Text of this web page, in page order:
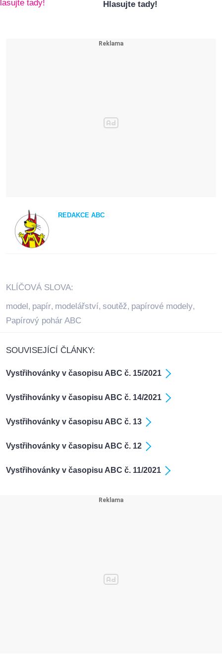
Hlasujte tady!
REDAKCE ABC
KLÍČOVÁ SLOVA:
model , papír, modelářství, soutěž, papírové modely,
Papírový pohár ABC
SOUVISEJÍCÍ ČLÁNKY:
Vystřihovánky v časopisu ABC č. 15/2021
Vystřihovánky v časopisu ABC č. 14/2021
Vystřihovánky v časopisu ABC č. 13
Vystřihovánky v časopisu ABC č. 12
Vystřihovánky v časopisu ABC č. 11/2021